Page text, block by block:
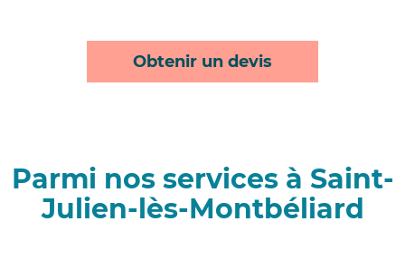
Obtenir un devis
Parmi nos services à Saint-
Julien-lès-Montbéliard